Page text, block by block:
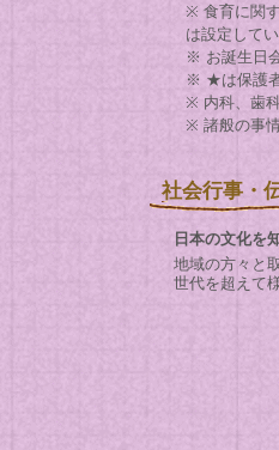
※ 食育に関
は設定して
※ お誕生日
※ ★は保護
※ 内科、歯
※ 諸般の事
社会行事・
日本の文化を
地域の方々と
世代を超えて